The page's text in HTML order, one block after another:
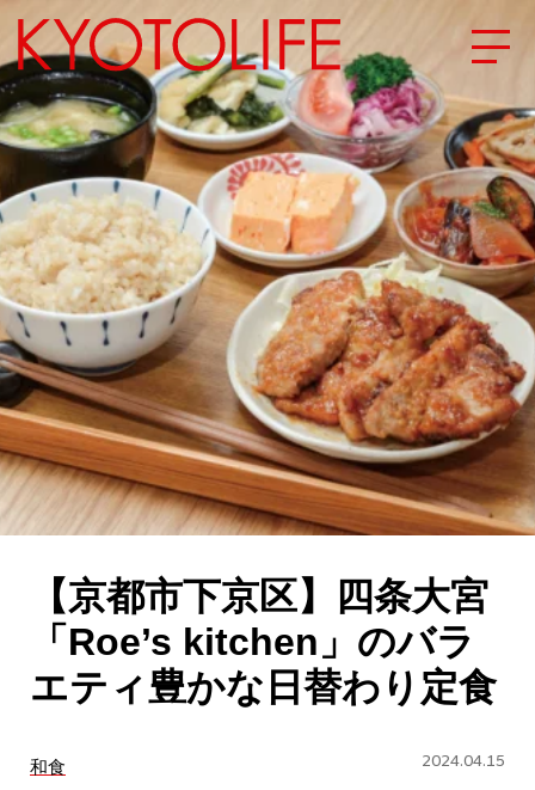
エリアから探す
地図から探す
カテゴリーから探す
SPECIAL
NEW OPEN
SERIES
CULTURE
ABOUT US
Instagram
【京都市下京区】四条大宮
「Roe’s kitchen」のバラ
エティ豊かな日替わり定食
和食 2024.04.15